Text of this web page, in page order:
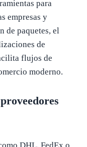
para
empresas y
de paquetes, el
de
flujos de
moderno.